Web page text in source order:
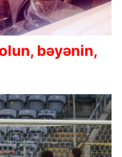
bəyənin,